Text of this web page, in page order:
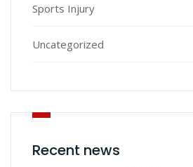
Sports Injury
Uncategorized
Recent news